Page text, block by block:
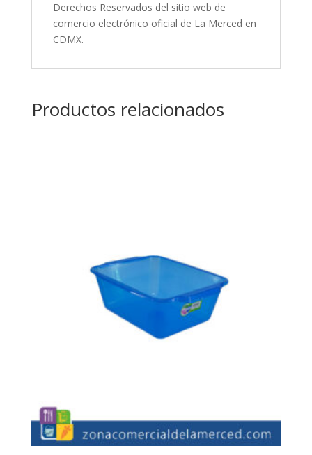
Derechos Reservados del sitio web de
comercio electrónico oficial de La Merced en
CDMX.
Productos relacionados